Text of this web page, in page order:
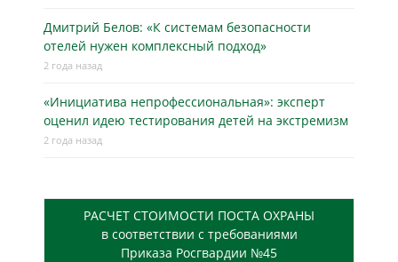
Дмитрий Белов: «К системам безопасности
отелей нужен комплексный подход»
2 года назад
«Инициатива непрофессиональная»: эксперт
оценил идею тестирования детей на экстремизм
2 года назад
РАСЧЕТ СТОИМОСТИ ПОСТА ОХРАНЫ
в соответствии с требованиями
Приказа Росгвардии №45